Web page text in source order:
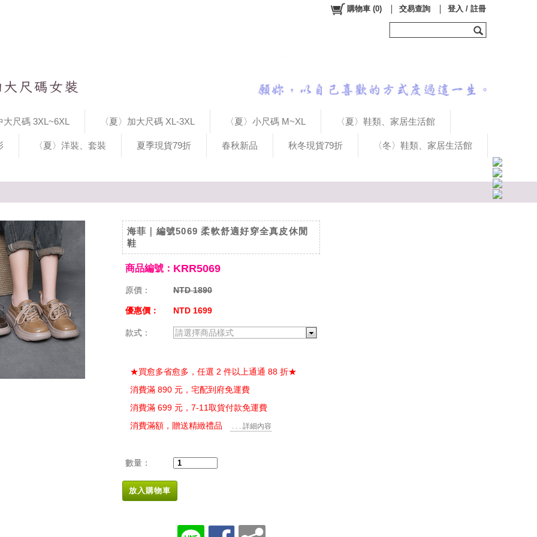
尺碼 3XL~6XL 〈夏〉加大尺碼 XL-3XL 〈夏〉小尺碼 M~XL 〈夏〉鞋類、家居生活館
〈夏〉洋裝、套裝 夏季現貨79折 春秋新品 秋冬現貨79折 〈冬〉鞋類、家居生活館
購物車 (0) 交易查詢 登入 / 註冊
海菲｜編號5069 柔軟舒適好穿全真皮休閒
鞋
商品編號： KRR5069
原價： NTD 1890
優惠價： NTD 1699
款式： 請選擇商品樣式
★買愈多省愈多，任選 2 件以上通通 88 折★
消費滿 890 元，宅配到府免運費
消費滿 699 元，7-11取貨付款免運費
消費滿額，贈送精緻禮品
. . . 詳細內容
數量：
放入購物車